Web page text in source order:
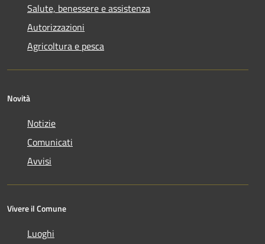
Salute, benessere e assistenza
Autorizzazioni
Agricoltura e pesca
Novità
Notizie
Comunicati
Avvisi
Vivere il Comune
Luoghi